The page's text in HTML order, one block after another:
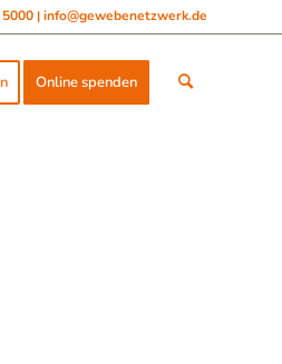
| info@gewebenetzwerk.de
Online spenden